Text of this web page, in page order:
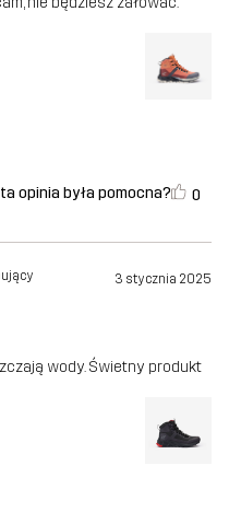
opinia była pomocna? 0
3 stycznia 2025
wody. Świetny produkt